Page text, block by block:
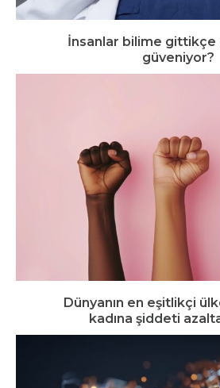
İnsanlar bilime gittikçe
güveniyor?
Dünyanın en eşitlikçi
kadına şiddeti